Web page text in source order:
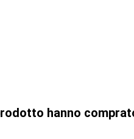
hanno